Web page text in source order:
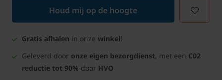
Houd mij op de hoogte
Gratis afhalen in onze winkel!
Geleverd door onze eigen bezorgdienst, met een C02
reductie tot 90% door HVO